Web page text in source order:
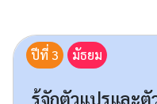
ปีที่ 3 มัธยม
รู้จักตัวแปรและตั